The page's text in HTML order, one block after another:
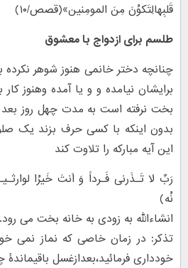
قَلبِهالِتَکوُنَ مِنَ المومِنین»(قصص/۱۰)
طلسم برای ازدواج با معشوق
چنانچه دختر خانمی هنوز شوهر نکرده
برایشان نیامده و و یا آمده وهنوز
بخت نرفته است به مدت چهل روز بعد
بدون اینکه با کسی حرف بزند یک
این آیه مبارکه را تلاوت کند
رَبِّ لا تَـذَرنی فَـرداً وَ اَنتَ خَیرُا
نُه)
انشاءالله به زودی به خانه بخت می رود.
تذکر: در زمان خاصی که نماز نمی
خودداری فرمائید،بعدازغسل باقیماندۀ